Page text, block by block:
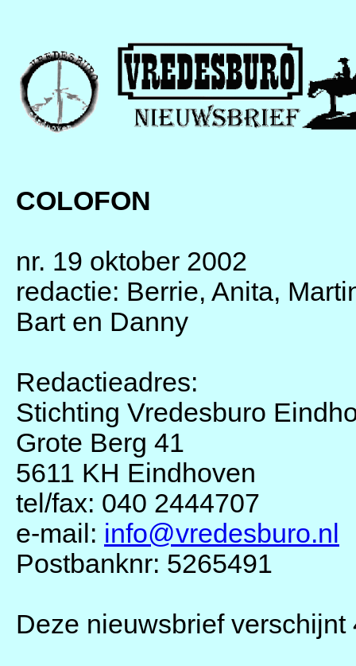
COLOFON
nr. 19 oktober 2002
redactie: Berrie, Anita,
Bart en Danny
Redactieadres:
Stichting Vredesburo
Grote Berg 41
5611 KH Eindhoven
tel/fax: 040 2444707
e-mail: info@vredesburo.nl
Postbanknr: 5265491
Deze nieuwsbrief verschijnt